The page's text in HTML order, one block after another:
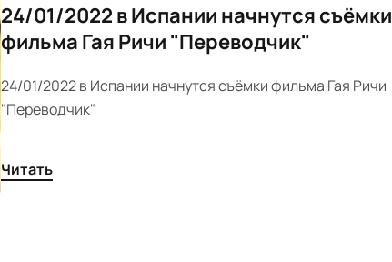
24/01/2022 в Испании начнутся съёмки
фильма Гая Ричи "Переводчик"
24/01/2022 в Испании начнутся съёмки фильма Гая Ричи
"Переводчик"
Читать